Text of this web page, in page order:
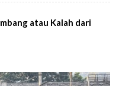
atau Kalah dari